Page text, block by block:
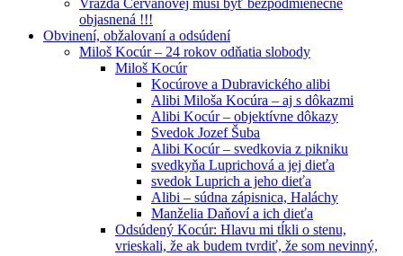
objasnená !!!
Obvinení, obžalovaní a odsúdení
Miloš Kocúr – 24 rokov odňatia slobody
Miloš Kocúr
Kocúrove a Dubravického alibi
Alibi Miloša Kocúra – aj s dôkazmi
Alibi Kocúr – objektívne dôkazy
Svedok Jozef Šuba
Alibi Kocúr – svedkovia z pikniku
svedkyňa Luprichová a jej dieťa
svedok Luprich a jeho dieťa
Alibi – súdna zápisnica, Haláchy
Manželia Daňoví a ich dieťa
Odsúdený Kocúr: Hlavu mi tĺkli o stenu,
vrieskali, že ak budem tvrdiť, že som nevinný,